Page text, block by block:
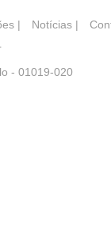
| Notícias |
- 01019-020